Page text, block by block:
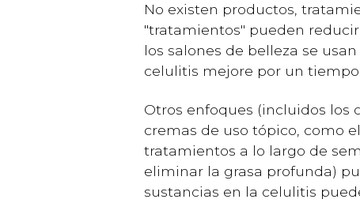
No existen productos,
"tratamientos" pueden
los salones de belleza se
celulitis mejore por un tiempo.
Otros enfoques (incluidos los
cremas de uso tópico, como
tratamientos a lo largo de
eliminar la grasa profunda)
sustancias en la celulitis